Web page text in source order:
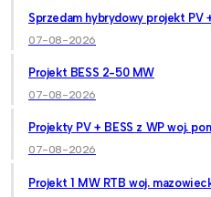
Sprzedam hybrydowy projekt PV
07-08-2026
Projekt BESS 2-50 MW
07-08-2026
Projekty PV + BESS z WP woj.
07-08-2026
Projekt 1 MW RTB woj.